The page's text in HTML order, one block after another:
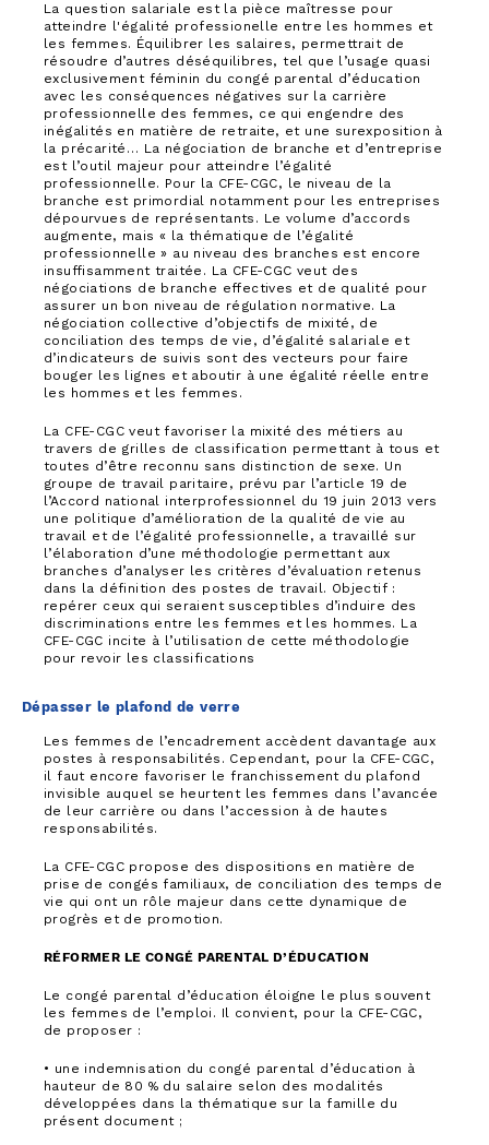
La question salariale est la pièce maîtresse pour
atteindre l'égalité professionelle entre les hommes et
les femmes. Équilibrer les salaires, permettrait de
résoudre d’autres déséquilibres, tel que l’usage quasi
exclusivement féminin du congé parental d’éducation
avec les conséquences négatives sur la carrière
professionnelle des femmes, ce qui engendre des
inégalités en matière de retraite, et une surexposition à
la précarité… La négociation de branche et d’entreprise
est l’outil majeur pour atteindre l’égalité
professionnelle. Pour la CFE-CGC, le niveau de la
branche est primordial notamment pour les entreprises
dépourvues de représentants. Le volume d’accords
augmente, mais « la thématique de l’égalité
professionnelle » au niveau des branches est encore
insuffisamment traitée. La CFE-CGC veut des
négociations de branche effectives et de qualité pour
assurer un bon niveau de régulation normative. La
négociation collective d’objectifs de mixité, de
conciliation des temps de vie, d’égalité salariale et
d’indicateurs de suivis sont des vecteurs pour faire
bouger les lignes et aboutir à une égalité réelle entre
les hommes et les femmes.
La CFE-CGC veut favoriser la mixité des métiers au
travers de grilles de classification permettant à tous et
toutes d’être reconnu sans distinction de sexe. Un
groupe de travail paritaire, prévu par l’article 19 de
l’Accord national interprofessionnel du 19 juin 2013 vers
une politique d’amélioration de la qualité de vie au
travail et de l’égalité professionnelle, a travaillé sur
l’élaboration d’une méthodologie permettant aux
branches d’analyser les critères d’évaluation retenus
dans la définition des postes de travail. Objectif :
repérer ceux qui seraient susceptibles d’induire des
discriminations entre les femmes et les hommes. La
CFE-CGC incite à l’utilisation de cette méthodologie
pour revoir les classifications
Dépasser le plafond de verre
Les femmes de l’encadrement accèdent davantage aux
postes à responsabilités. Cependant, pour la CFE-CGC,
il faut encore favoriser le franchissement du plafond
invisible auquel se heurtent les femmes dans l’avancée
de leur carrière ou dans l’accession à de hautes
responsabilités.
La CFE-CGC propose des dispositions en matière de
prise de congés familiaux, de conciliation des temps de
vie qui ont un rôle majeur dans cette dynamique de
progrès et de promotion.
RÉFORMER LE CONGÉ PARENTAL D’ÉDUCATION
Le congé parental d’éducation éloigne le plus souvent
les femmes de l’emploi. Il convient, pour la CFE-CGC,
de proposer :
• une indemnisation du congé parental d’éducation à
hauteur de 80 % du salaire selon des modalités
développées dans la thématique sur la famille du
présent document ;